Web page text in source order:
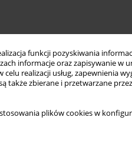
funkcji pozyskiwania
informacje oraz zapisywanie w
realizacji usług, zapewnienia
także zbierane i przetwarzane
plików cookies w